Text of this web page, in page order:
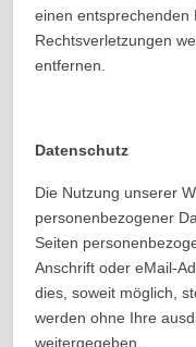
einen entsprechenden
Rechtsverletzungen
entfernen.
Datenschutz
Die Nutzung unserer
personenbezogener
Seiten
Anschrift oder eMail-
dies, soweit möglich,
werden ohne Ihre
weitergegeben.